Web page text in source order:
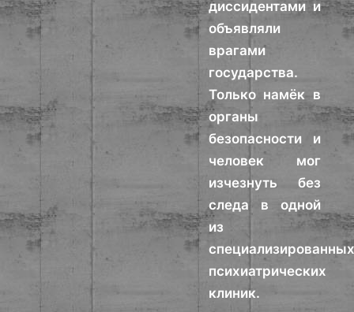
диссидентами и
объявляли
врагами
государства.
Только намёк в
органы
безопасности и
человек мог
изчезнуть без
следа в одной
из
психиатрических
клиник.